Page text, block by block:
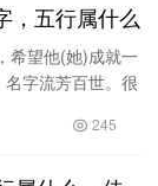
，五行属什么
希望他(她)成就一
字流芳百世。很
245